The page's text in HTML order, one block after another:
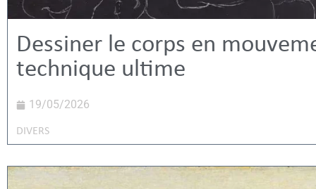
Dessiner le corps en
technique ultime
19/05/2026
DIVERS